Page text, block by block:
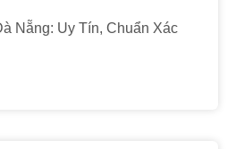
Nẵng: Uy Tín, Chuẩn Xác